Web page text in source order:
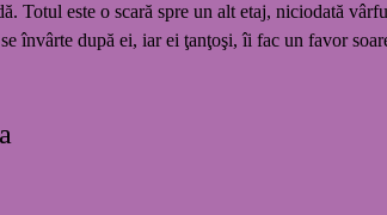
Totul este o scară spre un alt etaj, niciodată
învârte după ei, iar ei ţanţoşi, îi fac un favor